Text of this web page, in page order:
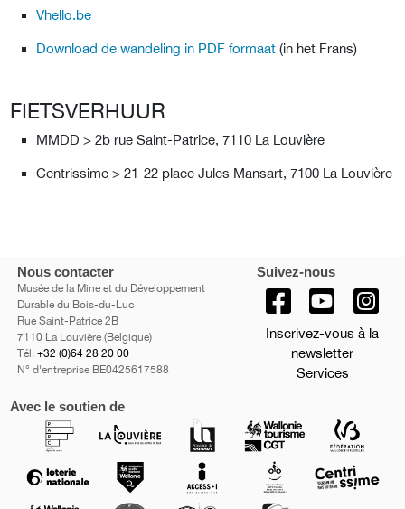
Vhello.be
Download de wandeling in PDF formaat (in het Frans)
FIETSVERHUUR
MMDD > 2b rue Saint-Patrice, 7110 La Louvière
Centrissime > 21-22 place Jules Mansart, 7100 La Louvière
Nous contacter
Musée de la Mine et du Développement
Durable du Bois-du-Luc
Rue Saint-Patrice 2B
7110 La Louvière (Belgique)
Tél. +32 (0)64 28 20 00
N° d'entreprise BE0425617588
Suivez-nous
Inscrivez-vous à la
newsletter
Services
Avec le soutien de